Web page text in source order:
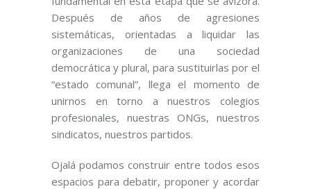
Después de años de agresiones
sistemáticas, orientadas a liquidar las
organizaciones de una sociedad
democrática y plural, para sustituirlas por el
“estado comunal”, llega el momento de
unirnos en torno a nuestros colegios
profesionales, nuestras ONGs, nuestros
sindicatos, nuestros partidos.
Ojalá podamos construir entre todos esos
espacios para debatir, proponer y acordar